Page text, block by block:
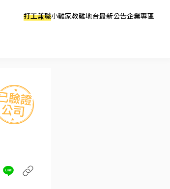
打工兼職小雞家教雞地台最新公告企業專區